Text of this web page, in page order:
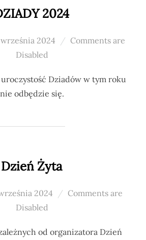
2024
2024
Comments are
Disabled
Dziadów w tym roku
nie odbędzie się.
Dzień Żyta
2024
Comments are
Disabled
od organizatora Dzień